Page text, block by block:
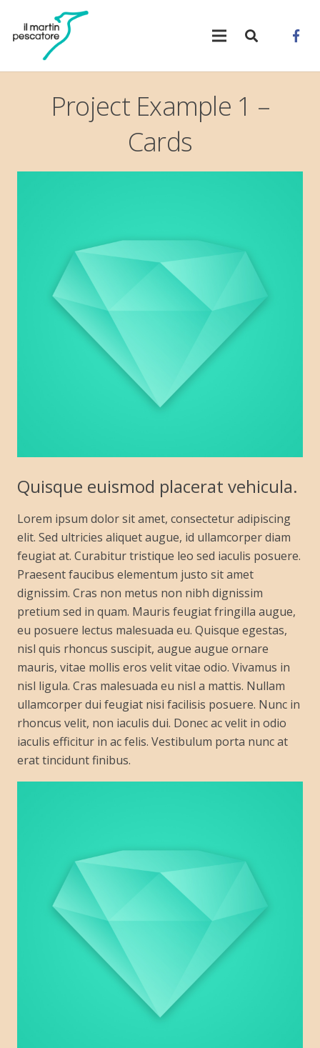
Project Example 1 –
Cards
Quisque euismod placerat vehicula.
Lorem ipsum dolor sit amet, consectetur adipiscing
elit. Sed ultricies aliquet augue, id ullamcorper diam
feugiat at. Curabitur tristique leo sed iaculis posuere.
Praesent faucibus elementum justo sit amet
dignissim. Cras non metus non nibh dignissim
pretium sed in quam. Mauris feugiat fringilla augue,
eu posuere lectus malesuada eu. Quisque egestas,
nisl quis rhoncus suscipit, augue augue ornare
mauris, vitae mollis eros velit vitae odio. Vivamus in
nisl ligula. Cras malesuada eu nisl a mattis. Nullam
ullamcorper dui feugiat nisi facilisis posuere. Nunc in
rhoncus velit, non iaculis dui. Donec ac velit in odio
iaculis efficitur in ac felis. Vestibulum porta nunc at
erat tincidunt finibus.